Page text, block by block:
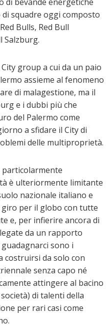
squadre oggi composto
Bulls, Red Bull
Salzburg.
group a cui da un paio
assieme al fenomeno
di malagestione, ma il
e i dubbi più che
del Palermo come
a sfidare il City di
delle multiproprietà.
particolarmente
è ulteriormente limitante
nazionale italiano e
per il globo con tutte
e, per infierire ancora di
da un rapporto
sono i
costruirsi da solo con
senza capo né
attingere al bacino
di talenti della
per rari casi come